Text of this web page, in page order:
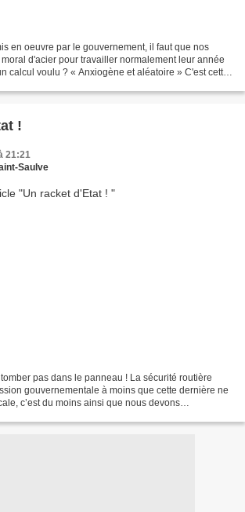
en oeuvre par le gouvernement, il faut que nos
d'acier pour travailler normalement leur année
calcul voulu ? « Anxiogène et aléatoire » C'est cette
!
21:21
Saulve
pas dans le panneau ! La sécurité routière
gouvernementale à moins que cette dernière ne
c’est du moins ainsi que nous devons